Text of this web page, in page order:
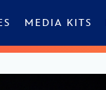
MEDIA KITS